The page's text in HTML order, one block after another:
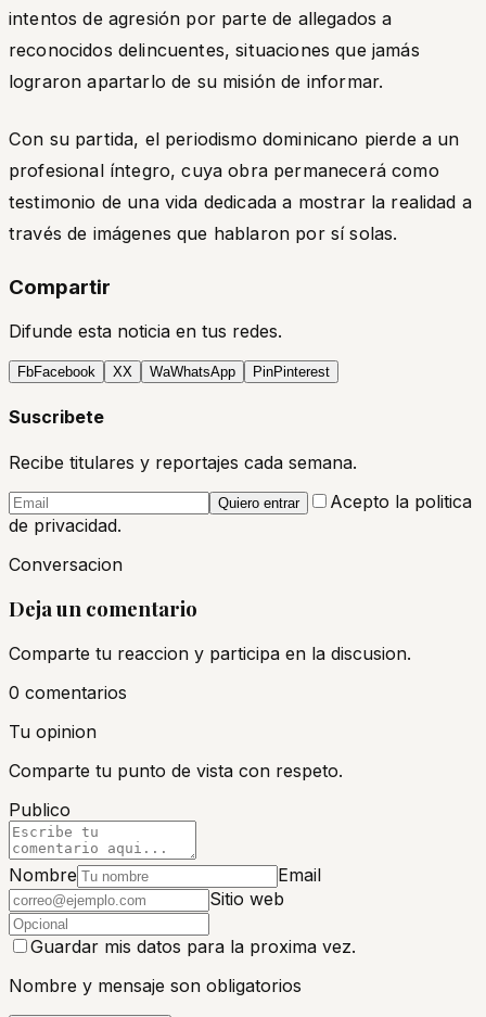
intentos de agresión por parte de allegados a
reconocidos delincuentes, situaciones que jamás
lograron apartarlo de su misión de informar.
Con su partida, el periodismo dominicano pierde a un
profesional íntegro, cuya obra permanecerá como
testimonio de una vida dedicada a mostrar la realidad a
través de imágenes que hablaron por sí solas.
Compartir
Difunde esta noticia en tus redes.
FbFacebook XX WaWhatsApp PinPinterest
Suscribete
Recibe titulares y reportajes cada semana.
Quiero entrar
Acepto la politica
de privacidad.
Conversacion
Deja un comentario
Comparte tu reaccion y participa en la discusion.
0 comentarios
Tu opinion
Comparte tu punto de vista con respeto.
Publico
Nombre
Email
Sitio web
Guardar mis datos para la proxima vez.
Nombre y mensaje son obligatorios